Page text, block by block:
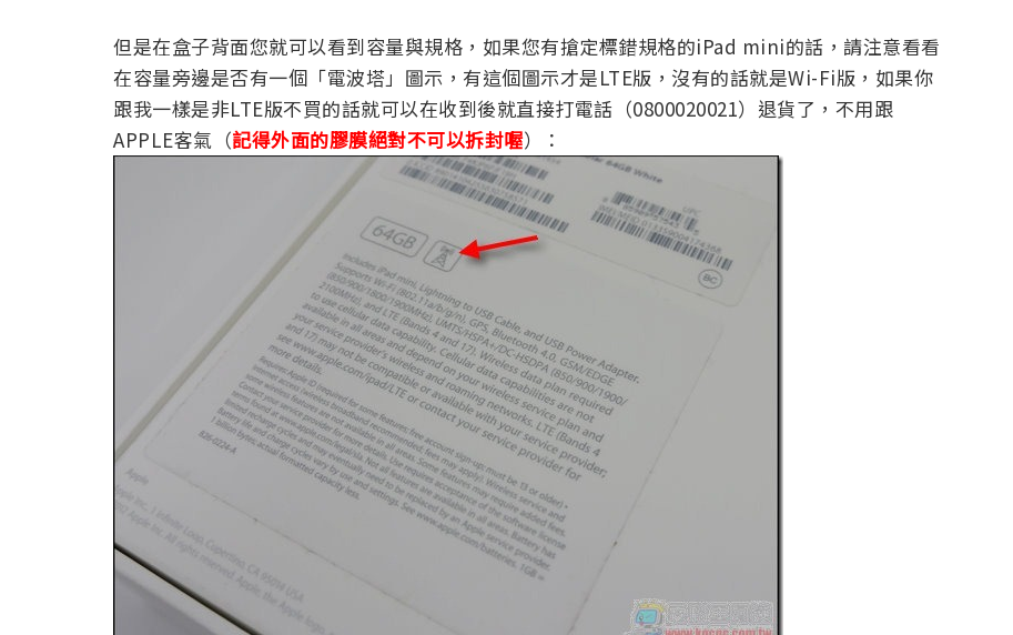
但是在盒子背面您就可以看到容量與規格，如果您有搶定標錯規格的iPad mini的話，請注意看看
在容量旁邊是否有一個「電波塔」圖示，有這個圖示才是LTE版，沒有的話就是Wi-Fi版，如果你
跟我一樣是非LTE版不買的話就可以在收到後就直接打電話（0800020021）退貨了，不用跟
APPLE客氣（記得外面的膠膜絕對不可以拆封喔）：